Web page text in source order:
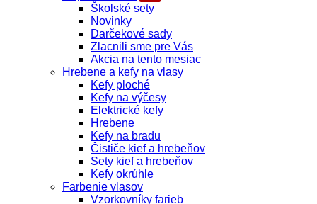
Školské sety
Novinky
Darčekové sady
Zlacnili sme pre Vás
Akcia na tento mesiac
Hrebene a kefy na vlasy
Kefy ploché
Kefy na výčesy
Elektrické kefy
Hrebene
Kefy na bradu
Čističe kief a hrebeňov
Sety kief a hrebeňov
Kefy okrúhle
Farbenie vlasov
Vzorkovníky farieb